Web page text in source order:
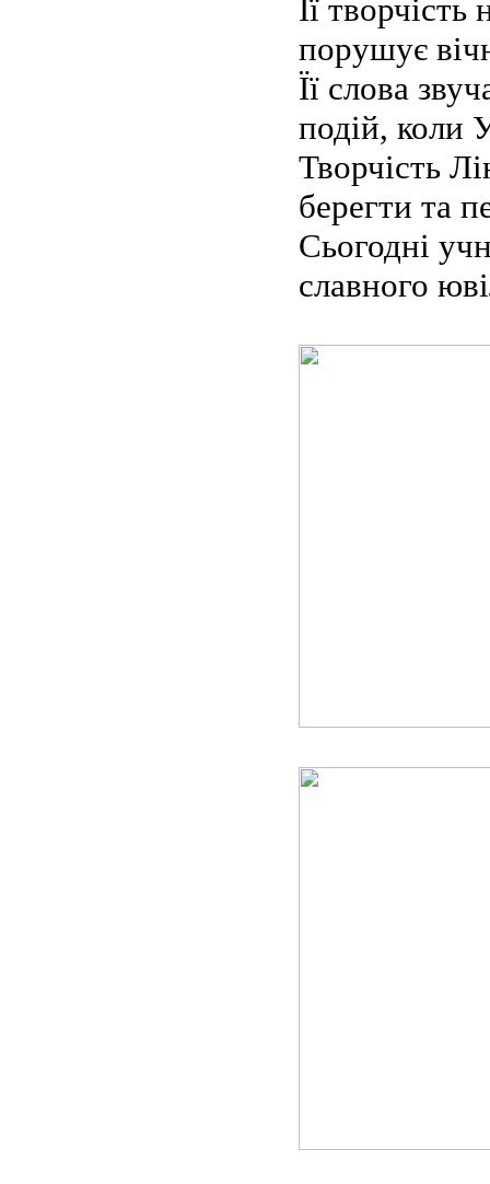
Її
порушує
Її слова
подій, коли
Творчість
берегти та
Сьогодні
славного